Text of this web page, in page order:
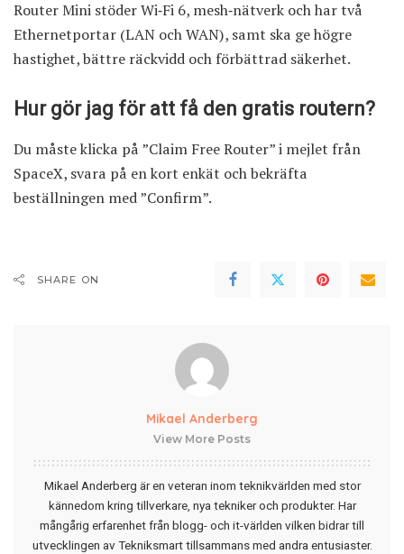
Router Mini stöder Wi‑Fi 6, mesh‑nätverk och har två
Ethernetportar (LAN och WAN), samt ska ge högre
hastighet, bättre räckvidd och förbättrad säkerhet.
Hur gör jag för att få den gratis routern?
Du måste klicka på ”Claim Free Router” i mejlet från
SpaceX, svara på en kort enkät och bekräfta
beställningen med ”Confirm”.
SHARE ON
Mikael Anderberg
View More Posts
Mikael Anderberg är en veteran inom teknikvärlden med stor
kännedom kring tillverkare, nya tekniker och produkter. Har
mångårig erfarenhet från blogg- och it-världen vilken bidrar till
utvecklingen av Tekniksmart tillsammans med andra entusiaster.